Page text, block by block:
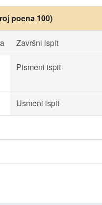
poena 100)
Završni ispit
Pismeni ispit
Usmeni ispit